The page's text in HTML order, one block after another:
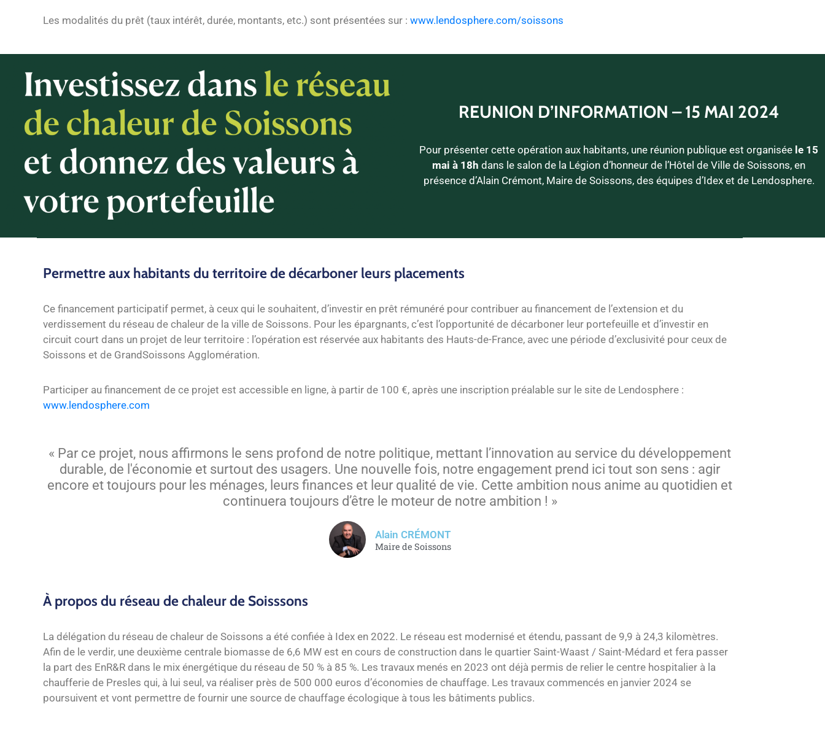
Les modalités du prêt (taux intérêt, durée, montants, etc.) sont présentées sur : www.lendosphere.com/soissons
REUNION D’INFORMATION – 15 MAI 2024
Pour présenter cette opération aux habitants, une réunion publique est organisée le 15
mai à 18h dans le salon de la Légion d’honneur de l’Hôtel de Ville de Soissons, en
présence d’Alain Crémont, Maire de Soissons, des équipes d’Idex et de Lendosphere.
Permettre aux habitants du territoire de décarboner leurs placements
Ce financement participatif permet, à ceux qui le souhaitent, d’investir en prêt rémunéré pour contribuer au financement de l’extension et du
verdissement du réseau de chaleur de la ville de Soissons. Pour les épargnants, c’est l’opportunité de décarboner leur portefeuille et d’investir en
circuit court dans un projet de leur territoire : l’opération est réservée aux habitants des Hauts-de-France, avec une période d’exclusivité pour ceux de
Soissons et de GrandSoissons Agglomération.
Participer au financement de ce projet est accessible en ligne, à partir de 100 €, après une inscription préalable sur le site de Lendosphere :
www.lendosphere.com
« Par ce projet, nous affirmons le sens profond de notre politique, mettant l’innovation au service du développement
durable, de l'économie et surtout des usagers. Une nouvelle fois, notre engagement prend ici tout son sens : agir
encore et toujours pour les ménages, leurs finances et leur qualité de vie. Cette ambition nous anime au quotidien et
continuera toujours d’être le moteur de notre ambition ! »
Alain CRÉMONT
Maire de Soissons
À propos du réseau de chaleur de Soisssons
La délégation du réseau de chaleur de Soissons a été confiée à Idex en 2022. Le réseau est modernisé et étendu, passant de 9,9 à 24,3 kilomètres.
Afin de le verdir, une deuxième centrale biomasse de 6,6 MW est en cours de construction dans le quartier Saint-Waast / Saint-Médard et fera passer
la part des EnR&R dans le mix énergétique du réseau de 50 % à 85 %. Les travaux menés en 2023 ont déjà permis de relier le centre hospitalier à la
chaufferie de Presles qui, à lui seul, va réaliser près de 500 000 euros d’économies de chauffage. Les travaux commencés en janvier 2024 se
poursuivent et vont permettre de fournir une source de chauffage écologique à tous les bâtiments publics.